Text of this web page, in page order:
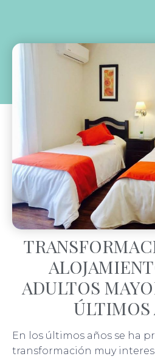
ADULTOS
ÚLTIMOS
En los últimos años se ha
transformación muy